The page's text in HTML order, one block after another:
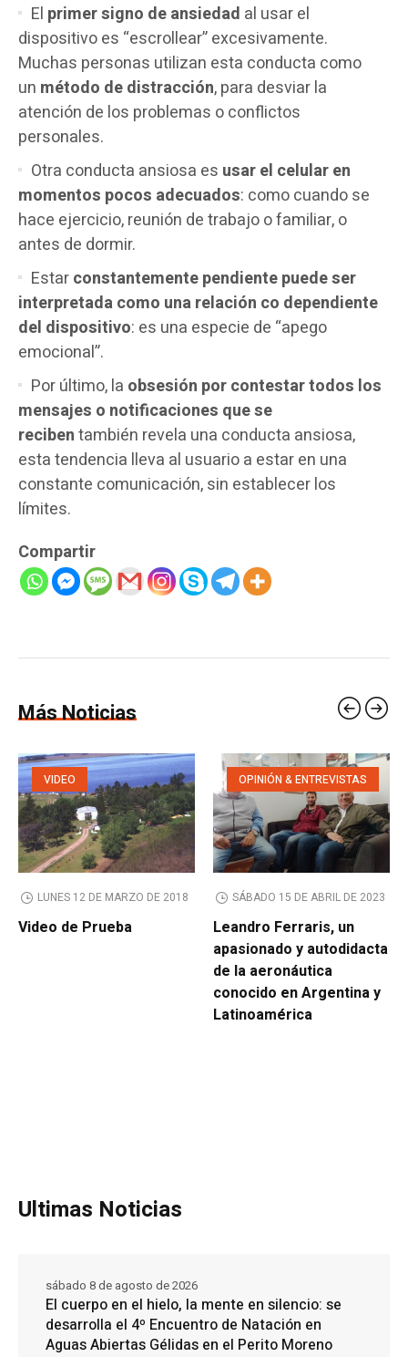
El primer signo de ansiedad al usar el
dispositivo es “escrollear” excesivamente.
Muchas personas utilizan esta conducta como
un método de distracción, para desviar la
atención de los problemas o conflictos
personales.
Otra conducta ansiosa es usar el celular en
momentos pocos adecuados: como cuando se
hace ejercicio, reunión de trabajo o familiar, o
antes de dormir.
Estarconstantemente pendiente puede ser
interpretada como una relación co dependiente
del dispositivo: es una especie de “apego
emocional”.
Por último, la obsesión por contestar todos los
mensajes o notificaciones que se
recibentambién revela una conducta ansiosa,
esta tendencia lleva al usuario a estar en una
constante comunicación, sin establecer los
límites.
Compartir
Más Noticias
VIDEO
LUNES 12 DE MARZO DE 2018
Video de Prueba
OPINIÓN & ENTREVISTAS
SÁBADO 15 DE ABRIL DE 2023
Leandro Ferraris, un
apasionado y autodidacta
de la aeronáutica
conocido en Argentina y
Latinoamérica
Ultimas Noticias
El cuerpo en el hielo, la mente en silencio: se
desarrolla el 4º Encuentro de Natación en
Aguas Abiertas Gélidas en el Perito Moreno
sábado 8 de agosto de 2026